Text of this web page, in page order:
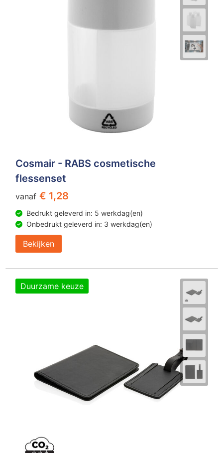
Cosmair - RABS cosmetische
flessenset
vanaf € 1,28
Bedrukt geleverd in: 5 werkdag(en)
Onbedrukt geleverd in: 3 werkdag(en)
Bekijken
Duurzame keuze